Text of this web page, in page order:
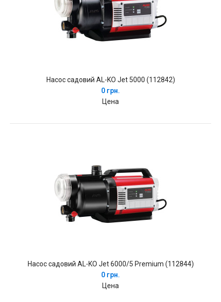
Насос садовий AL-KO Jet 5000 (112842)
0 грн.
Цена
Насос садовий AL-KO Jet 6000/5 Premium (112844)
0 грн.
Цена